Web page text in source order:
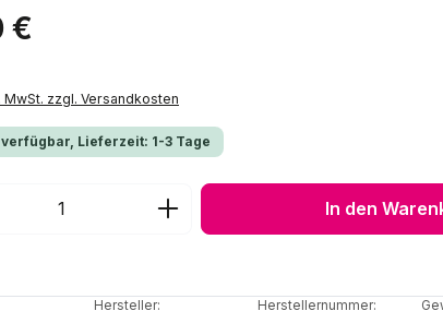
€
MwSt. zzgl. Versandkosten
Lieferzeit: 1-3 Tage
Anzahl: Gib den gewünschten
In den
Hersteller: Herstellernummer: